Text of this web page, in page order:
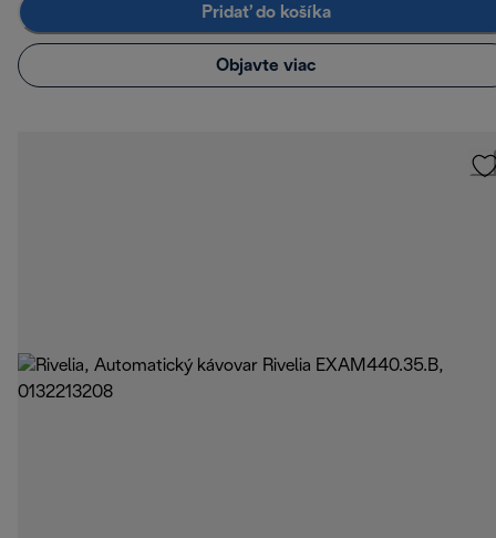
Pridať do košíka
Objavte viac